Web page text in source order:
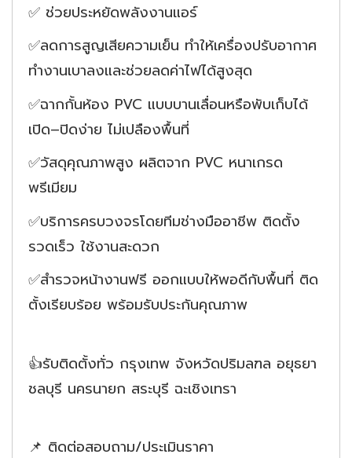
✅ ช่วยประหยัดพลังงานแอร์
✅ลดการสูญเสียความเย็น ทำให้เครื่องปรับอากาศ
ทำงานเบาลงและช่วยลดค่าไฟได้สูงสุด
✅ฉากกั้นห้อง PVC แบบบานเลื่อนหรือพับเก็บได้
เปิด–ปิดง่าย ไม่เปลืองพื้นที่
✅วัสดุคุณภาพสูง ผลิตจาก PVC หนาเกรด
พรีเมียม
✅บริการครบวงจรโดยทีมช่างมืออาชีพ ติดตั้ง
รวดเร็ว ใช้งานสะดวก
✅สำรวจหน้างานฟรี ออกแบบให้พอดีกับพื้นที่ ติด
ตั้งเรียบร้อย พร้อมรับประกันคุณภาพ
👍รับติดตั้งทั่ว กรุงเทพ จังหวัดปริมลฑล อยุธยา
ชลบุรี นครนายก สระบุรี ฉะเชิงเทรา
📌 ติดต่อสอบถาม/ประเมินราคา